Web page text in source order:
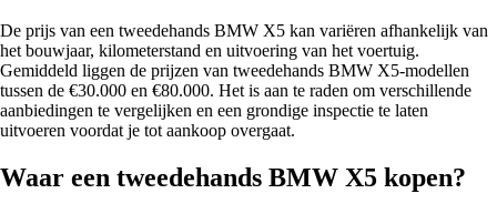
De prijs van een tweedehands BMW X5 kan variëren afhankelijk van
het bouwjaar, kilometerstand en uitvoering van het voertuig.
Gemiddeld liggen de prijzen van tweedehands BMW X5-modellen
tussen de €30.000 en €80.000. Het is aan te raden om verschillende
aanbiedingen te vergelijken en een grondige inspectie te laten
uitvoeren voordat je tot aankoop overgaat.
Waar een tweedehands BMW X5 kopen?